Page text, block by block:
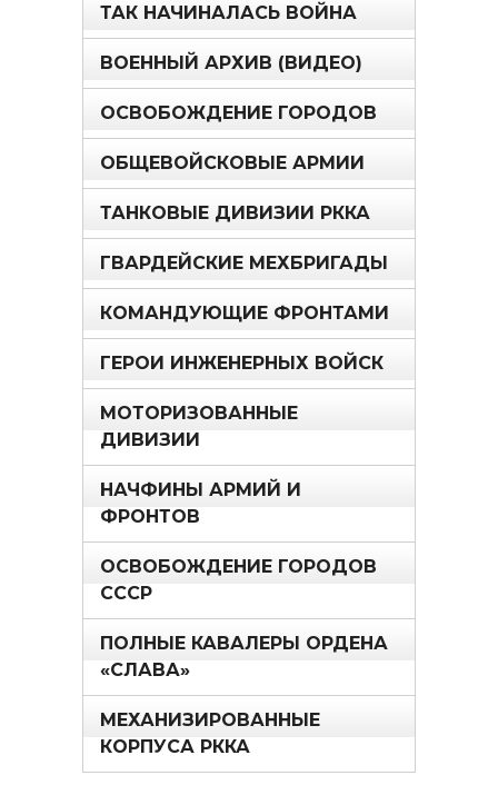
ТАК НАЧИНАЛАСЬ ВОЙНА
ВОЕННЫЙ АРХИВ (ВИДЕО)
ОСВОБОЖДЕНИЕ ГОРОДОВ
ОБЩЕВОЙСКОВЫЕ АРМИИ
ТАНКОВЫЕ ДИВИЗИИ РККА
ГВАРДЕЙСКИЕ МЕХБРИГАДЫ
КОМАНДУЮЩИЕ ФРОНТАМИ
ГЕРОИ ИНЖЕНЕРНЫХ ВОЙСК
МОТОРИЗОВАННЫЕ
ДИВИЗИИ
НАЧФИНЫ АРМИЙ И
ФРОНТОВ
ОСВОБОЖДЕНИЕ ГОРОДОВ
СССР
ПОЛНЫЕ КАВАЛЕРЫ ОРДЕНА
«СЛАВА»
МЕХАНИЗИРОВАННЫЕ
КОРПУСА РККА